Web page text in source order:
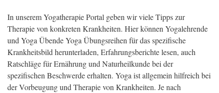
In unserem Yogatherapie Portal geben wir viele Tipps zur
Therapie von konkreten Krankheiten. Hier können Yogalehrende
und Yoga Übende Yoga Übungsreihen für das spezifische
Krankheitsbild herunterladen, Erfahrungsberichte lesen, auch
Ratschläge für Ernährung und Naturheilkunde bei der
spezifischen Beschwerde erhalten. Yoga ist allgemein hilfreich bei
der Vorbeugung und Therapie von Krankheiten. Je nach